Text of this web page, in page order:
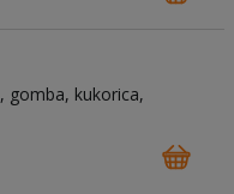
gomba kukorica